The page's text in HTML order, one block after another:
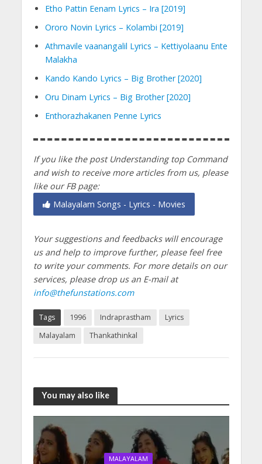
Etho Pattin Eenam Lyrics – Ira [2019]
Ororo Novin Lyrics – Kolambi [2019]
Athmavile vaanangalil Lyrics – Kettiyolaanu Ente
Malakha
Kando Kando Lyrics – Big Brother [2020]
Oru Dinam Lyrics – Big Brother [2020]
Enthorazhakanen Penne Lyrics
If you like the post Understanding top Command
and wish to receive more articles from us, please
like our FB page:
Malayalam Songs - Lyrics - Movies
Your suggestions and feedbacks will encourage
us and help to improve further, please feel free
to write your comments. For more details on our
services, please drop us an E-mail at
info@thefunstations.com
Tags 1996 Indraprastham
Lyrics
Malayalam
Thankathinkal
You may also like
MALAYALAM